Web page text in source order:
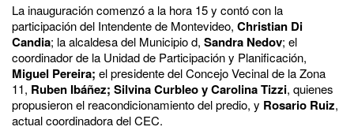
La inauguración comenzó a la hora 15 y contó con la
participación del Intendente de Montevideo, Christian Di
Candia; la alcaldesa del Municipio d, Sandra Nedov; el
coordinador de la Unidad de Participación y Planificación,
Miguel Pereira; el presidente del Concejo Vecinal de la Zona
11, Ruben Ibáñez; Silvina Curbleo y Carolina Tizzi, quienes
propusieron el reacondicionamiento del predio, y Rosario Ruiz,
actual coordinadora del CEC.